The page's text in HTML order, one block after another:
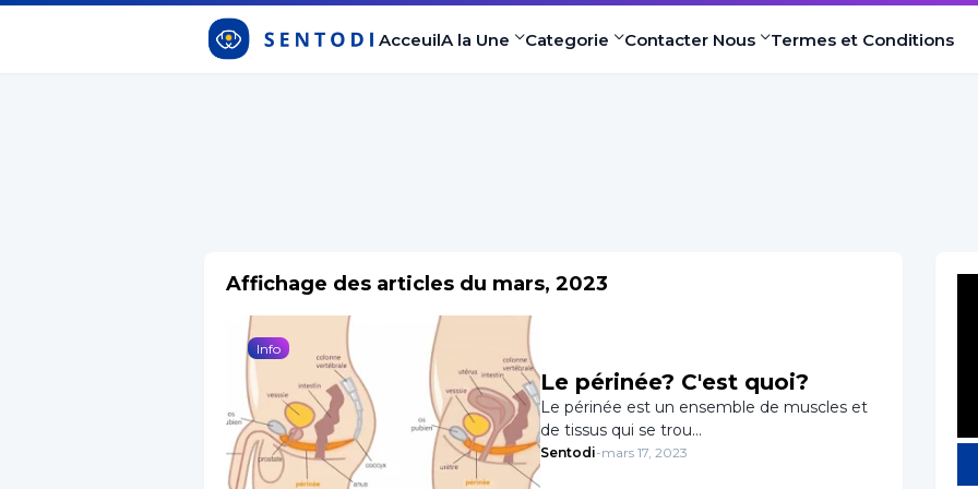
AcceuilA la Une Categorie Contacter Nous Termes et Conditions
Affichage des articles du mars, 2023
Info
Le périnée? C'est quoi?
Le périnée est un ensemble de muscles et
de tissus qui se trou…
Sentodi-mars 17, 2023